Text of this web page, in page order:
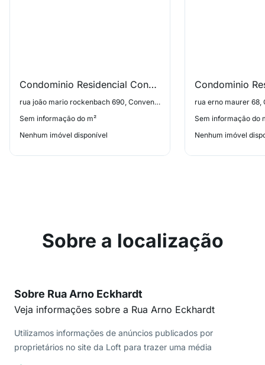
Condominio Residencial Conventos Ii
rua joão mario rockenbach 690, Conventos
Sem informação do m²
Nenhum imóvel disponível
rua erno maurer 68,
Sem informação do
Nenhum imóvel
Sobre a localização
Sobre Rua Arno Eckhardt
Veja informações sobre a Rua Arno Eckhardt
Utilizamos informações de anúncios publicados por
proprietários no site da Loft para trazer uma média